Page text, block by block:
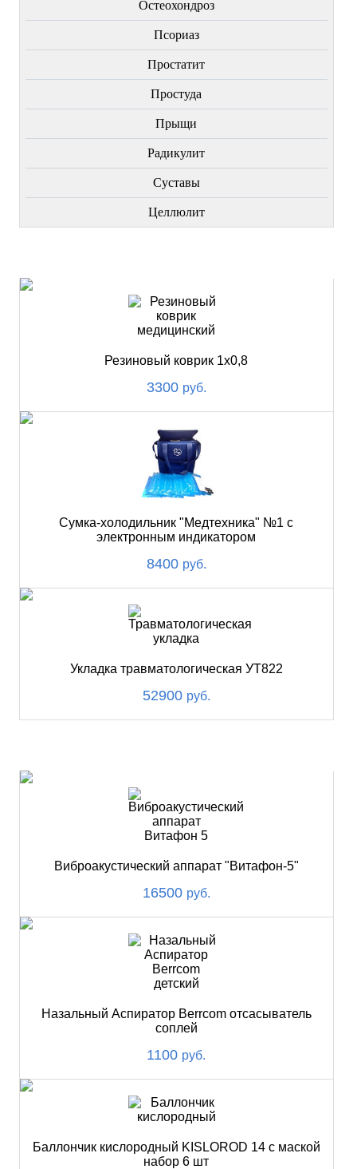
Остеохондроз
Пcориаз
Простатит
Простуда
Прыщи
Радикулит
Суставы
Целлюлит
Резиновый коврик 1х0,8
3300 руб.
Сумка-холодильник "Медтехника" №1 с
электронным индикатором
8400 руб.
Укладка травматологическая УТ822
52900 руб.
Виброакустический аппарат "Витафон-5"
16500 руб.
Назальный Аспиратор Berrcom отсасыватель
соплей
1100 руб.
Баллончик кислородный KISLOROD 14 с маской
набор 6 шт